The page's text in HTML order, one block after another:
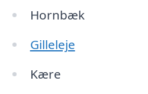
Hornbæk
Gilleleje
Kære